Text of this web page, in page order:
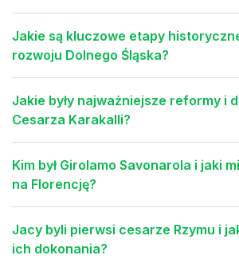
Jakie są kluczowe etapy
rozwoju Dolnego Śląska?
Jakie były najważniejsze reformy i
Cesarza Karakalli?
Kim był Girolamo Savonarola i jaki
na Florencję?
Jacy byli pierwsi cesarze Rzymu i
ich dokonania?